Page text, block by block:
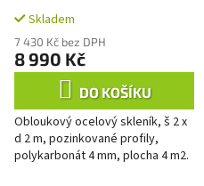
Skladem
7 430 Kč bez DPH
8 990 Kč
DO KOŠÍKU
Obloukový ocelový skleník, š 2 x
d 2 m, pozinkované profily,
polykarbonát 4 mm, plocha 4 m2.